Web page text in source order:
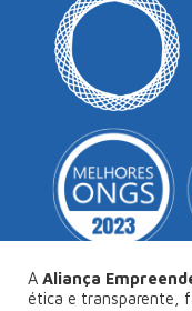
A Aliança
ética e transparente,